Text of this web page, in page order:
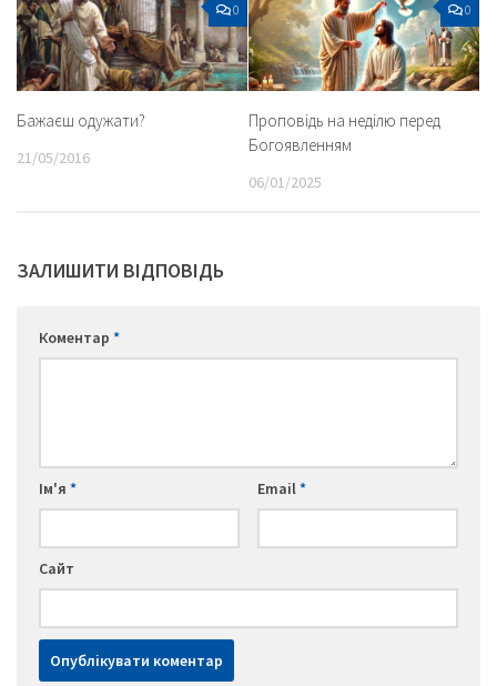
0
Бажаєш одужати?
21/05/2016
0
Проповідь на неділю перед
Богоявленням
06/01/2025
ЗАЛИШИТИ ВІДПОВІДЬ
Коментар *
Ім'я * Email*
Сайт